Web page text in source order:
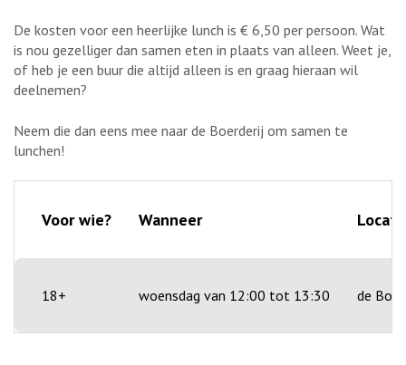
De kosten voor een heerlijke lunch is € 6,50 per persoon. Wat
is nou gezelliger dan samen eten in plaats van alleen. Weet je,
of heb je een buur die altijd alleen is en graag hieraan wil
deelnemen?
Neem die dan eens mee naar de Boerderij om samen te
lunchen!
Voor wie? Wanneer
18+ woensdag van 12:00 tot 13:30 de